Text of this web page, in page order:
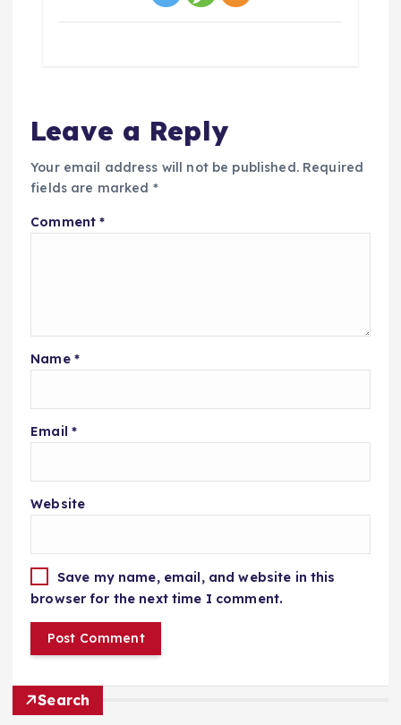
Leave a Reply
Your email address will not be published. Required
fields are marked *
Comment*
Name *
Email *
Website
Save my name, email, and website in this
browser for the next time I comment.
Search